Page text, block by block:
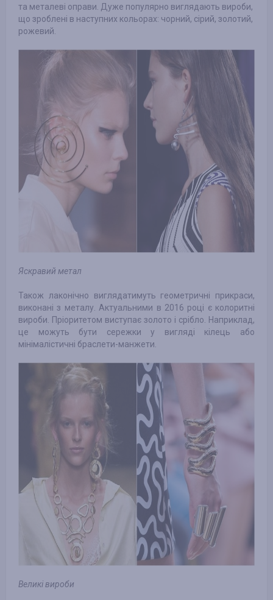
та металеві оправи. Дуже популярно виглядають вироби,
що зроблені в наступних кольорах: чорний, сірий, золотий,
рожевий.
Яскравий метал
Також лаконічно виглядатимуть геометричні прикраси,
виконані з металу. Актуальними в 2016 році є колоритні
вироби. Пріоритетом виступає золото і срібло. Наприклад,
це можуть бути сережки у вигляді кілець або
мінімалістичні браслети-манжети.
Великі вироби